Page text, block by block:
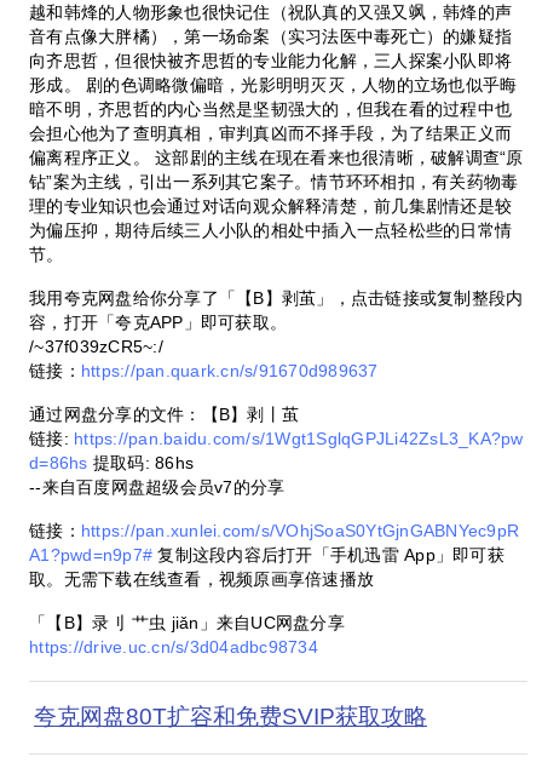
越和韩烽的人物形象也很快记住（祝队真的又强又飒，韩烽的声
音有点像大胖橘），第一场命案（实习法医中毒死亡）的嫌疑指
向齐思哲，但很快被齐思哲的专业能力化解，三人探案小队即将
形成。 剧的色调略微偏暗，光影明明灭灭，人物的立场也似乎晦
暗不明，齐思哲的内心当然是坚韧强大的，但我在看的过程中也
会担心他为了查明真相，审判真凶而不择手段，为了结果正义而
偏离程序正义。 这部剧的主线在现在看来也很清晰，破解调查“原
钻”案为主线，引出一系列其它案子。情节环环相扣，有关药物毒
理的专业知识也会通过对话向观众解释清楚，前几集剧情还是较
为偏压抑，期待后续三人小队的相处中插入一点轻松些的日常情
节。
我用夸克网盘给你分享了「【B】剥茧」，点击链接或复制整段内
容，打开「夸克APP」即可获取。
/~37f039zCR5~:/
链接： https://pan.quark.cn/s/91670d989637
通过网盘分享的文件：【B】剥丨茧
链接: https://pan.baidu.com/s/1Wgt1SglqGPJLi42ZsL3_KA?pw
d=86hs 提取码: 86hs
--来自百度网盘超级会员v7的分享
链接： https://pan.xunlei.com/s/VOhjSoaS0YtGjnGABNYec9pR
A1?pwd=n9p7# 复制这段内容后打开「手机迅雷 App」即可获
取。无需下载在线查看，视频原画享倍速播放
「【B】录刂 艹虫 jiǎn」来自UC网盘分享
https://drive.uc.cn/s/3d04adbc98734
夸克网盘80T扩容和免费SVIP获取攻略